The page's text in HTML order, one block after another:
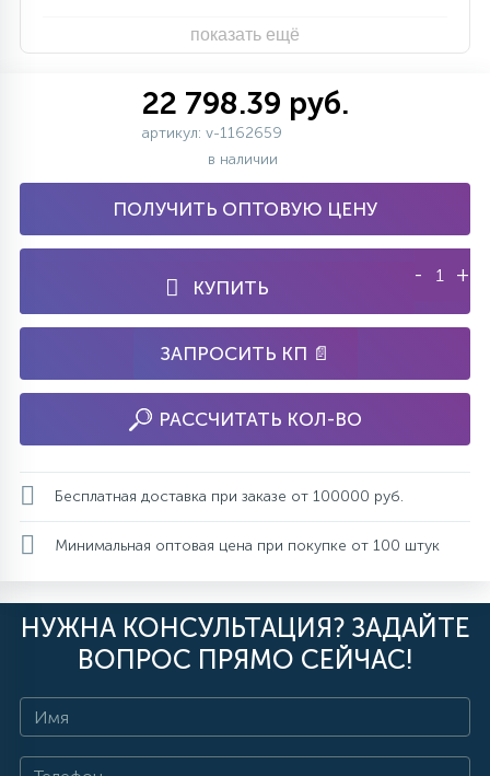
показать ещё
22 798.39 руб.
артикул: v-1162659
в наличии
ПОЛУЧИТЬ ОПТОВУЮ ЦЕНУ
КУПИТЬ
- +
ЗАПРОСИТЬ КП 📄
РАССЧИТАТЬ КОЛ-ВО
Бесплатная доставка при заказе от 100000 руб.
Минимальная оптовая цена при покупке от 100 штук
НУЖНА КОНСУЛЬТАЦИЯ? ЗАДАЙТЕ
ВОПРОС ПРЯМО СЕЙЧАС!